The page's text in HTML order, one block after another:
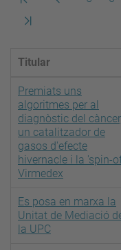
Darrera
Titular
Premiats uns
algoritmes per al
diagnòstic del càncer,
un catalitzador de
gasos d'efecte
hivernacle i la 'spin-
Virmedex
Es posa en marxa la
Unitat de Mediació
la UPC